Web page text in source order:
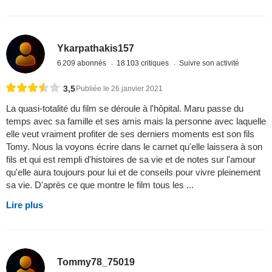
Ykarpathakis157
6 209 abonnés 18 103 critiques Suivre son activité
3,5Publiée le 26 janvier 2021
La quasi-totalité du film se déroule à l'hôpital. Maru passe du
temps avec sa famille et ses amis mais la personne avec laquelle
elle veut vraiment profiter de ses derniers moments est son fils
Tomy. Nous la voyons écrire dans le carnet qu'elle laissera à son
fils et qui est rempli d'histoires de sa vie et de notes sur l'amour
qu'elle aura toujours pour lui et de conseils pour vivre pleinement
sa vie. D'après ce que montre le film tous les ...
Lire plus
Tommy78_75019